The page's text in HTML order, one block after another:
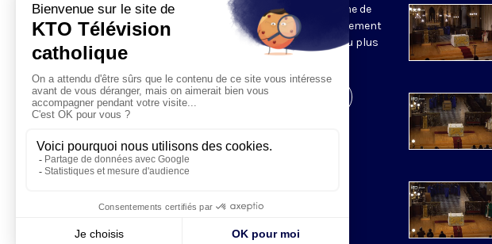
une technologie innovante : un système de
captation multicaméra en direct totalement
automatisé, qui offre une réalisation au plus
près de la célébration.
Visiter la page de l'émission